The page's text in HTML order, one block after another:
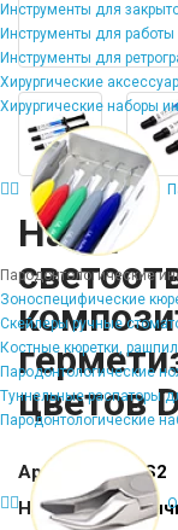
Инструменты для
Инструменты для
Инструменты для
Хирургические
Хирургические наборы
Пародонтологические
Зоноспецифические
Скейлеры ручные
Костные кюретки,
Пародонтологические
Туннельные распаторы
Пародонтологические
Набор
цветов
Артикул:
SP-FS2
Наличие:В